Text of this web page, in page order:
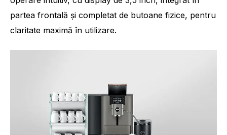
partea frontală și completat de butoane fizice, pentru
claritate maximă în utilizare.